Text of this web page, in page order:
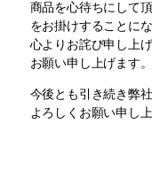
商品を心待ちにして
をお掛けすることにな
心よりお詫び申し上
お願い申し上げます。
今後とも引き続き弊
よろしくお願い申し上